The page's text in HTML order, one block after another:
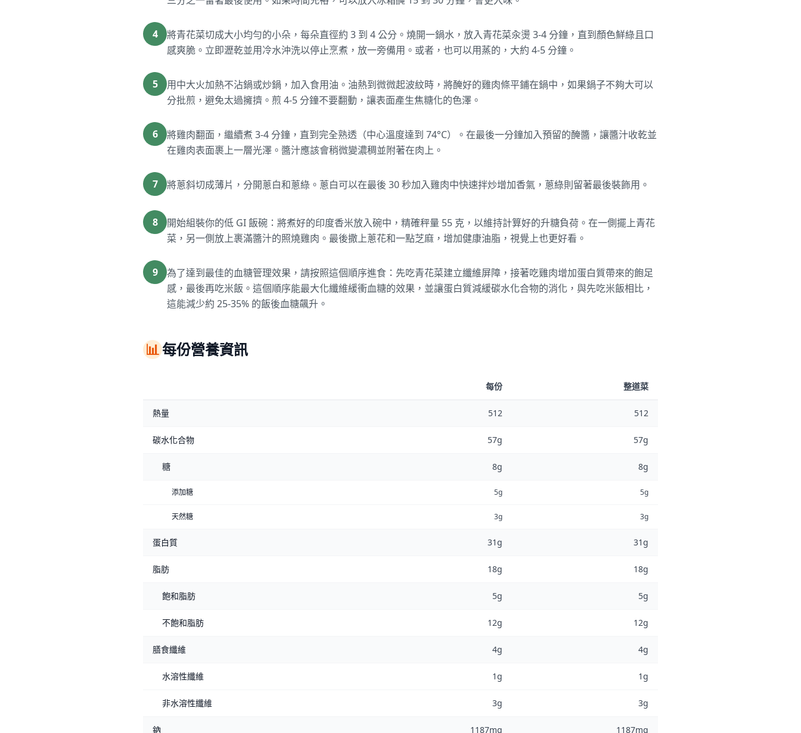
4
將青花菜切成大小均勻的小朵，每朵直徑約 3 到 4 公分。燒開一鍋水，放入青花菜汆燙 3-4 分鐘，直到顏色鮮綠且口
感爽脆。立即瀝乾並用冷水沖洗以停止烹煮，放一旁備用。或者，也可以用蒸的，大約 4-5 分鐘。
5
用中大火加熱不沾鍋或炒鍋，加入食用油。油熱到微微起波紋時，將醃好的雞肉條平鋪在鍋中，如果鍋子不夠大可以
分批煎，避免太過擁擠。煎 4-5 分鐘不要翻動，讓表面產生焦糖化的色澤。
6
將雞肉翻面，繼續煮 3-4 分鐘，直到完全熟透（中心溫度達到 74°C）。在最後一分鐘加入預留的醃醬，讓醬汁收乾並
在雞肉表面裹上一層光澤。醬汁應該會稍微變濃稠並附著在肉上。
7 將蔥斜切成薄片，分開蔥白和蔥綠。蔥白可以在最後 30 秒加入雞肉中快速拌炒增加香氣，蔥綠則留著最後裝飾用。
8
開始組裝你的低 GI 飯碗：將煮好的印度香米放入碗中，精確秤量 55 克，以維持計算好的升糖負荷。在一側擺上青花
菜，另一側放上裹滿醬汁的照燒雞肉。最後撒上蔥花和一點芝麻，增加健康油脂，視覺上也更好看。
9
為了達到最佳的血糖管理效果，請按照這個順序進食：先吃青花菜建立纖維屏障，接著吃雞肉增加蛋白質帶來的飽足
感，最後再吃米飯。這個順序能最大化纖維緩衝血糖的效果，並讓蛋白質減緩碳水化合物的消化，與先吃米飯相比，
這能減少約 25-35% 的飯後血糖飆升。
📊每份營養資訊
每份 整道菜
熱量 512 512
碳水化合物 57g 57g
糖 8g 8g
添加糖 5g 5g
天然糖 3g 3g
蛋白質 31g 31g
脂肪 18g 18g
飽和脂肪 5g 5g
不飽和脂肪 12g 12g
膳食纖維 4g 4g
水溶性纖維 1g 1g
非水溶性纖維 3g 3g
鈉 1187mg 1187mg